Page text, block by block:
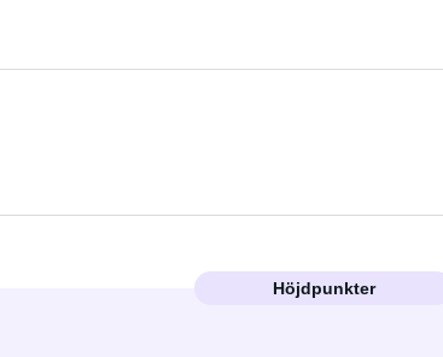
Höjdpunkter